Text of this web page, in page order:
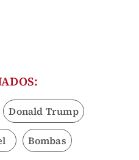
Donald Trump
Bombas